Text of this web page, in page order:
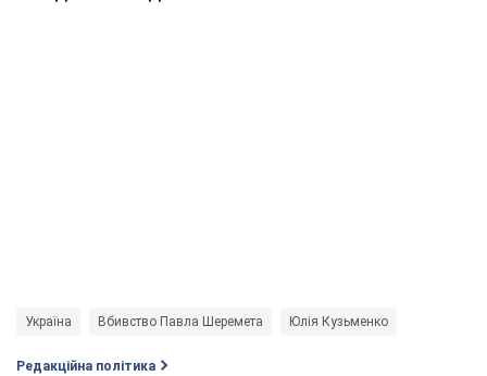
Україна Вбивство Павла Шеремета Юлія Кузьменко
Редакційна політика